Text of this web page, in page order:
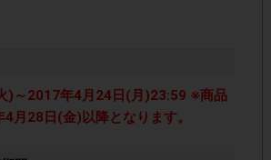
)～2017年4月24日(月)23:59 ※商品
月28日(金)以降となります。